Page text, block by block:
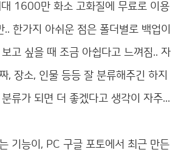
1600만 화소 고화질에 무료로 이용
한가지 아쉬운 점은 폴더별로 백업이
고 싶을 때 조금 아쉽다고 느껴짐.. 자
, 장소, 인물 등등 잘 분류해주긴 하지
류가 되면 더 좋겠다고 생각이 자주...
기능이, PC 구글 포토에서 최근 만든